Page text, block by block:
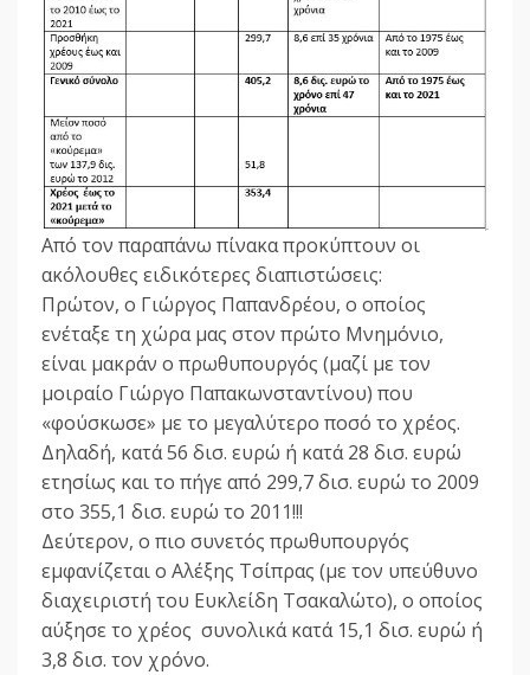
Από τον παραπάνω πίνακα προκύπτουν οι
ακόλουθες ειδικότερες διαπιστώσεις:
Πρώτον, ο Γιώργος Παπανδρέου, ο οποίος
ενέταξε τη χώρα μας στον πρώτο Μνημόνιο,
είναι μακράν ο πρωθυπουργός (μαζί με τον
μοιραίο Γιώργο Παπακωνσταντίνου) που
«φούσκωσε» με το μεγαλύτερο ποσό το χρέος.
Δηλαδή, κατά 56 δισ. ευρώ ή κατά 28 δισ. ευρώ
ετησίως και το πήγε από 299,7 δισ. ευρώ το 2009
στο 355,1 δισ. ευρώ το 2011!!!
Δεύτερον, ο πιο συνετός πρωθυπουργός
εμφανίζεται ο Αλέξης Τσίπρας (με τον υπεύθυνο
διαχειριστή του Ευκλείδη Τσακαλώτο), ο οποίος
αύξησε το χρέος συνολικά κατά 15,1 δισ. ευρώ ή
3,8 δισ. τον χρόνο.